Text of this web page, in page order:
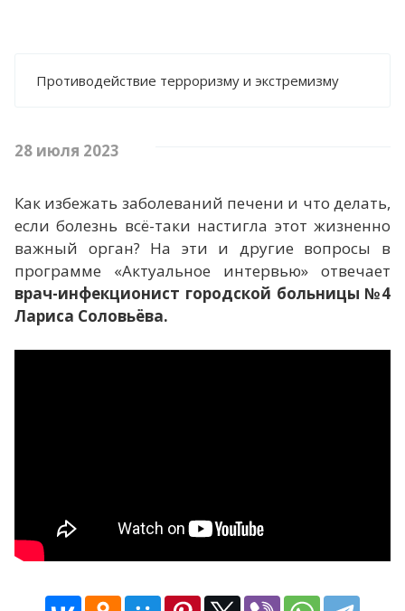
Противодействие терроризму и экстремизму
28 июля 2023
Как избежать заболеваний печени и что делать,
если болезнь всё-таки настигла этот жизненно
важный орган? На эти и другие вопросы в
программе «Актуальное интервью» отвечает
врач-инфекционист городской больницы №4
Лариса Соловьёва.
ФАКТАХ КОРРУПЦИИ
УРЕГУЛИРОВАНИЮ КОНФЛИКТА ИНТЕРЕСОВ
(АТТЕСТАЦИОННАЯ КОМИССИЯ)
ОБСУЖДЕНИЯ
НАЦИОНАЛЬНЫЕ ПРОЕКТЫ
НАЦИОНАЛЬНЫЙ ПРОЕКТ
"ПРОДОЛЖИТЕЛЬНАЯ И АКТИВНАЯ ЖИЗНЬ"
ДЕПАРТАМЕНТА ЗДРАВООХРАНЕНИЯ
ГОСУДАРСТВЕННОГО ЗАДАНИЯ
МЕТОДИЧЕСКИЕ РЕКОМЕНДАЦИИ